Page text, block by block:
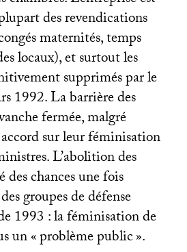
des revendications
maternités, temps
locaux), et surtout les
supprimés par le
1992. La barrière des
fermée, malgré
sur leur féminisation
L’abolition des
des chances une fois
groupes de défense
1993 : la féminisation de
un «problème public».